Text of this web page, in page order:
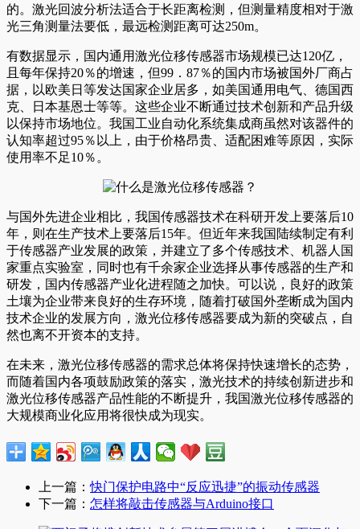
的。激光回波分析法适合于长距离检测，但测量精度相对于激
光三角测量法要低，最远检测距离可达250m。
有数据显示，国内通用激光位移传感器市场规模已达120亿，
且每年保持20％的增速，但99．87％的国内市场被国外厂商占
据，以欧美日等发达国家企业居多，如美国通用电气、德国西
克、日本基恩士等等。这些企业不断通过技术创新和产品升级
以保持市场地位。我国工业自动化系统集成商虽然对该器件的
认知率超过95％以上，由于价格昂贵、适配困难等原因，实际
使用率不足10％。
与国外先进企业相比，我国传感器技术在科研开发上要落后10
年，则在生产技术上要落后15年。但近年来我国陆续制定有利
于传感器产业发展的政策，并建立了多个传感技术、机器人国
家重点实验室，同时也有千余家企业选择从事传感器的生产和
研发，国内传感器产业化进程随之加快。可以说，良好的政策
土壤为企业带来良好的生存环境，随着打破国外垄断成为国内
技术企业的发展方向，激光位移传感器要成为新的突破点，自
然也离不开资本的支持。
在未来，激光位移传感器的需求总体将保持快速增长的态势，
而随着国内各项鼓励政策的落实，激光技术的持续创新进步和
激光位移传感器产品性能的不断提升，我国激光位移传感器的
大规模商业化应用将很快成为现实。
上一篇：快门保护电路中“反应迅捷”的振动传感器
下一篇： 怎样将敲击传感器与Arduino接口